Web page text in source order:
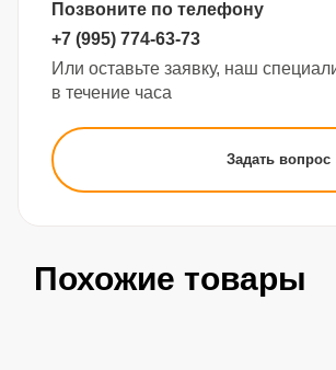
Позвоните по телефону
+7 (995) 774-63-73
Или оставьте заявку, наш
в течение часа
Задать вопрос
Похожие товары